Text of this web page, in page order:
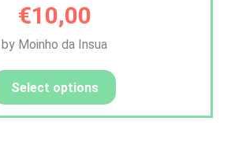
€10,00
by Moinho da Insua
Select options